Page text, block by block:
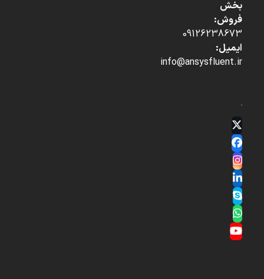
بخش
فروش:
09126238673
ایمیل:
info@ansysfluent.ir
Twitter
(deprecated)
Facebook
Instagram
LinkedIn
Skype
Whatsapp
YouTube